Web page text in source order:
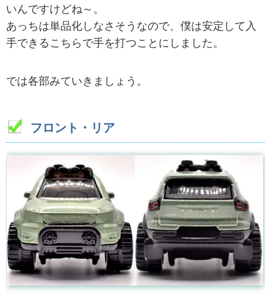
いんですけどね～。
あっちは単品化しなさそうなので、僕は安定して入
手できるこちらで手を打つことにしました。
では各部みていきましょう。
フロント・リア